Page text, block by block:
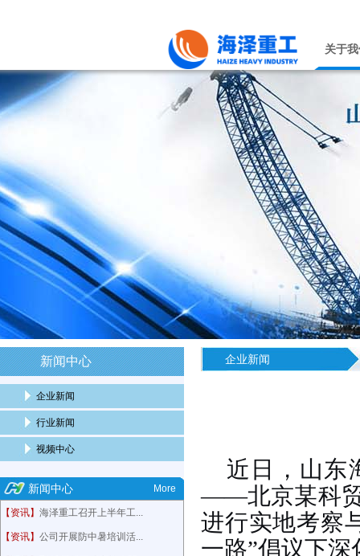
关于
新闻中心
企业新闻
行业新闻
视频中心
新闻中心 More
【资讯】 海泽重工召开上半年工...
【资讯】 公司开展防中暑培训活...
企业新闻
近日，山东
——北京某科
进行实地考察
一路”倡议下